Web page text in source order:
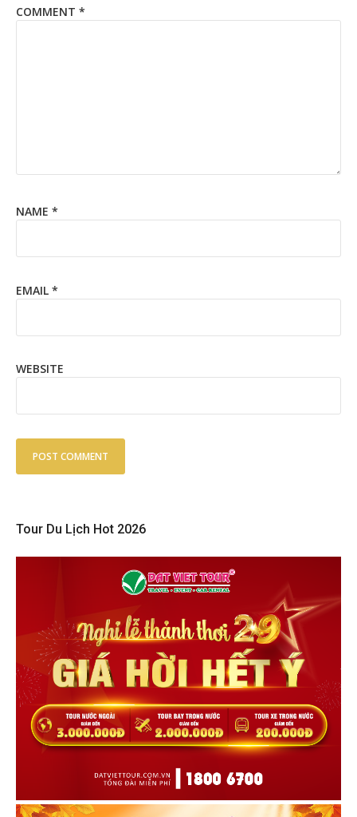
COMMENT *
NAME *
EMAIL *
WEBSITE
Tour Du Lịch Hot 2026